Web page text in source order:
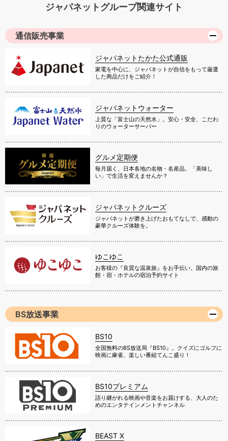
ジャパネットグループ関連サイト
通信販売事業
ジャパネットたかた公式通販
家電を中心に、ジャパネットが自信をもって厳選
した商品だけをご紹介！
ジャパネットウォーター
上質な「富士山の天然水」。安心・安全、こだわ
りのウォーターサーバー
グルメ定期便
毎月届く、日本各地の名物・名産品。「美味し
い」で生活を変えませんか？
ジャパネットクルーズ
ジャパネットが磨き上げたおもてなしで、感動の
豪華クルーズ体験を。
ゆこゆこ
お客様の『良質な温泉旅』をお手伝い。国内の旅
館・宿・ホテルの宿泊予約サイト
BS放送事業
BS10
全国無料のBS放送局『BS10』。クイズにゴルフに
映画に麻雀、楽しい番組てんこ盛り！
BS10プレミアム
語り継がれる映画や音楽をお届けする、大人のた
めのエンタテインメントチャンネル
BEAST X